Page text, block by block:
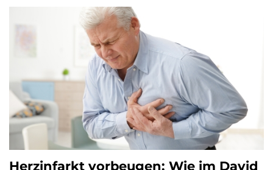
Herzinfarkt vorbeugen: Wie im David